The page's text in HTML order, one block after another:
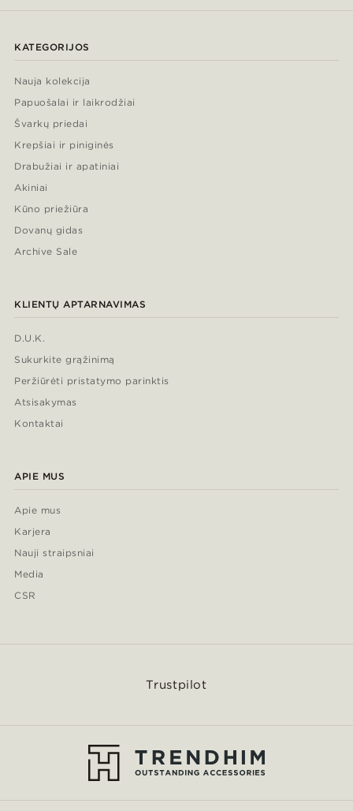
KATEGORIJOS
Nauja kolekcija
Papuošalai ir laikrodžiai
Švarkų priedai
Krepšiai ir piniginės
Drabužiai ir apatiniai
Akiniai
Kūno priežiūra
Dovanų gidas
Archive Sale
KLIENTŲ APTARNAVIMAS
D.U.K.
Sukurkite grąžinimą
Peržiūrėti pristatymo parinktis
Atsisakymas
Kontaktai
APIE MUS
Apie mus
Karjera
Nauji straipsniai
Media
CSR
Trustpilot